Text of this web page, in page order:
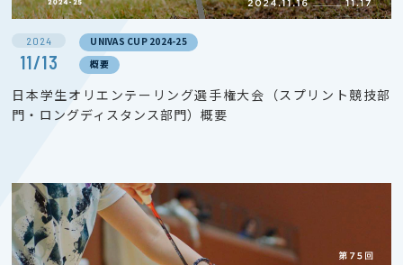
2024
11/13
UNIVAS CUP 2024-25
概要
日本学生オリエンテーリング選手権大会（スプリント競技部
門・ロングディスタンス部門）概要